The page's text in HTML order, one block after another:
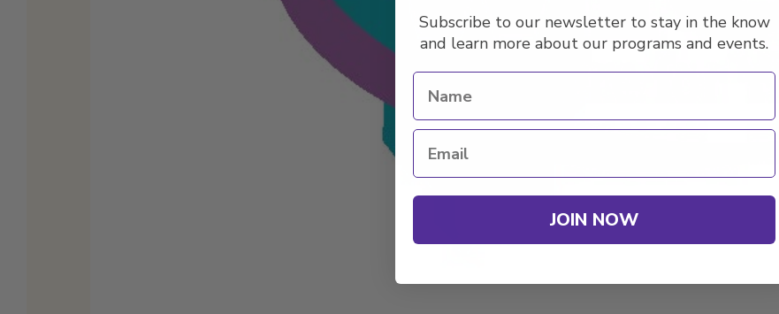
Subscribe to our newsletter to stay in the know
and learn more about our programs and events.
JOIN NOW